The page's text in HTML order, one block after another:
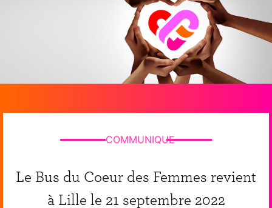
COMMUNIQUE
Le Bus du Coeur des Femmes revient
à Lille le 21 septembre 2022